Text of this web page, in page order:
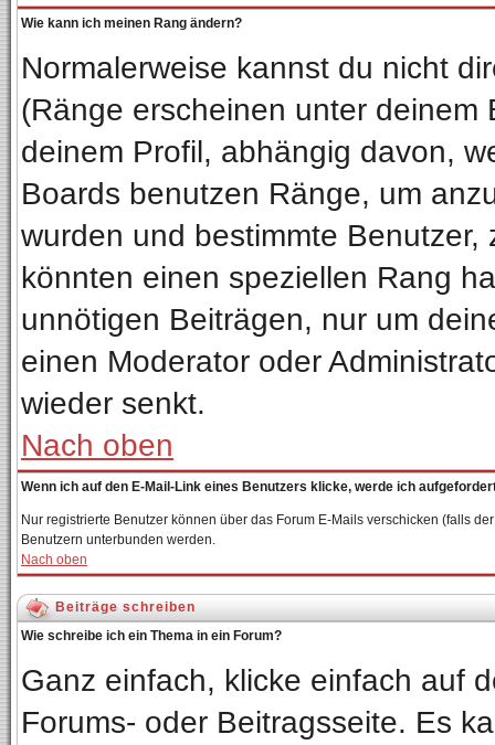
Wie kann ich meinen Rang ändern?
Normalerweise kannst du nicht
(Ränge erscheinen unter
deinem Profil, abhängig davon,
Boards benutzen Ränge, um
wurden und bestimmte
könnten einen speziellen Rang
unnötigen Beiträgen, nur um
einen Moderator oder
wieder senkt.
Nach oben
Wenn ich auf den E-Mail-Link eines Benutzers klicke, werde ich
Nur registrierte Benutzer können über das Forum E-Mails verschicken (falls
Benutzern unterbunden werden.
Nach oben
Beiträge schreiben
Wie schreibe ich ein Thema in ein Forum?
Ganz einfach, klicke einfach auf
Forums- oder Beitragsseite. Es